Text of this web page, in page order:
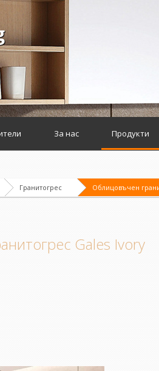
За нас Продукти
Гранитогрес Облицовъчен
Gales Ivory